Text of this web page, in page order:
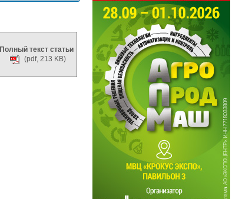
Полный текст статьи
(pdf, 213 KB)